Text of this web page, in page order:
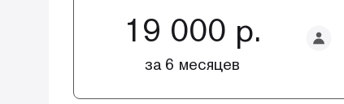
19 000 р.
за 6 месяцев